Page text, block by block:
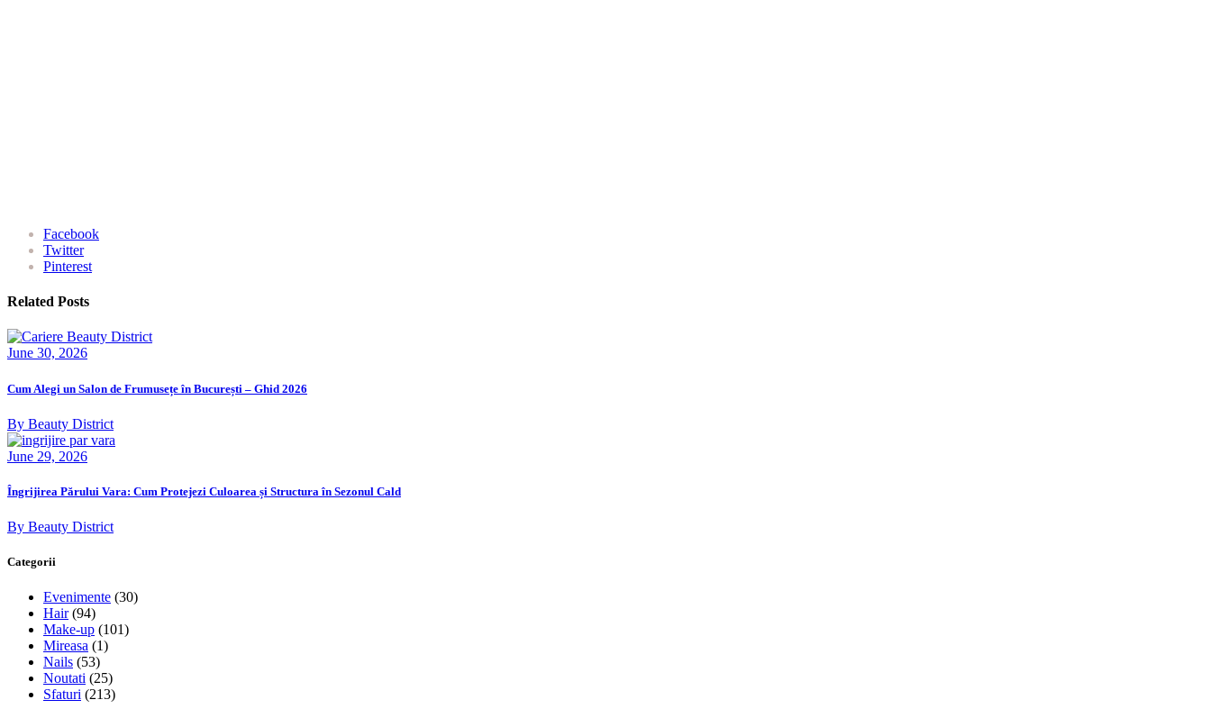
Facebook
Twitter
Pinterest
Related Posts
June 30, 2026
Cum Alegi un Salon de Frumusețe în București – Ghid 2026
By Beauty District
June 29, 2026
Îngrijirea Părului Vara: Cum Protejezi Culoarea și Structura în Sezonul Cald
By Beauty District
Categorii
Evenimente (30)
Hair(94)
Make-up (101)
Mireasa (1)
Nails (53)
Noutati (25)
Sfaturi (213)